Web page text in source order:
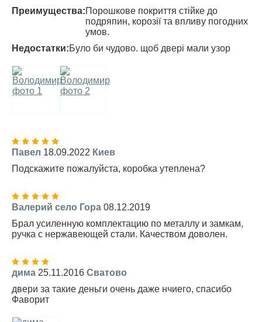
Преимущества:Порошкове покриття стійке до
подряпин, корозії та впливу погодних
умов.
Недостатки:Було би чудово. щоб двері мали узор
Павел 18.09.2022 Киев
Подскажите пожалуйста, коробка утеплена?
Валерий село Гора 08.12.2019
Брал усиленную комплектацию по металлу и замкам,
ручка с нержавеющей стали. Качеством доволен.
дима 25.11.2016 Сватово
двери за такие деньги очень даже нчиего, спасибо
Фаворит